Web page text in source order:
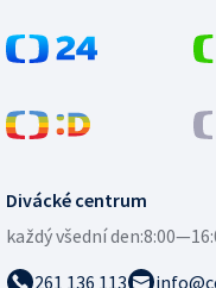
Divácké centrum
každý všední den:
261 136 113